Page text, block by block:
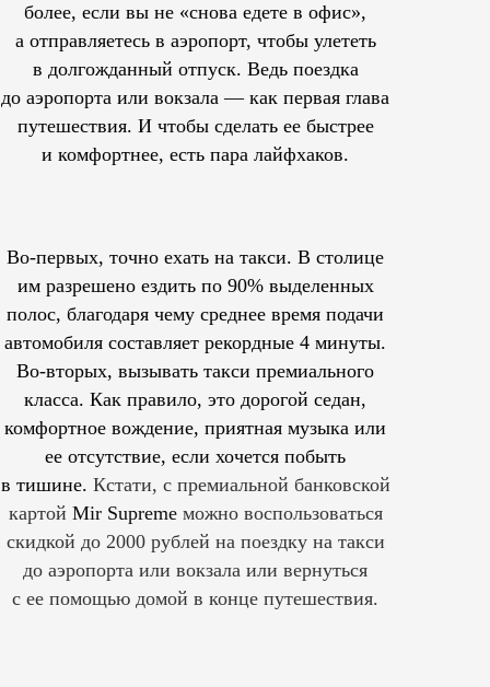
более, если вы не «снова едете в офис»,
а отправляетесь в аэропорт, чтобы улететь
в долгожданный отпуск. Ведь поездка
до аэропорта или вокзала — как первая глава
путешествия. И чтобы сделать ее быстрее
и комфортнее, есть пара лайфхаков.
Во-первых, точно ехать на такси. В столице
им разрешеноездить по 90% выделенных
полос, благодаря чему среднее время подачи
автомобиля составляет рекордные 4 минуты.
Во-вторых, вызывать такси премиального
класса. Как правило, это дорогой седан,
комфортное вождение, приятная музыка или
ее отсутствие, если хочется побыть
в тишине. Кстати, с премиальной банковской
картой Mir Supreme можно воспользоваться
скидкой до 2000 рублей на поездку на такси
до аэропорта или вокзала или вернуться
с ее помощью домой в конце путешествия.